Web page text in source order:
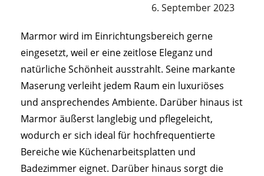
6. September 2023
Marmor wird im Einrichtungsbereich gerne
eingesetzt, weil er eine zeitlose Eleganz und
natürliche Schönheit ausstrahlt. Seine markante
Maserung verleiht jedem Raum ein luxuriöses
und ansprechendes Ambiente. Darüber hinaus ist
Marmor äußerst langlebig und pflegeleicht,
wodurch er sich ideal für hochfrequentierte
Bereiche wie Küchenarbeitsplatten und
Badezimmer eignet. Darüber hinaus sorgt die